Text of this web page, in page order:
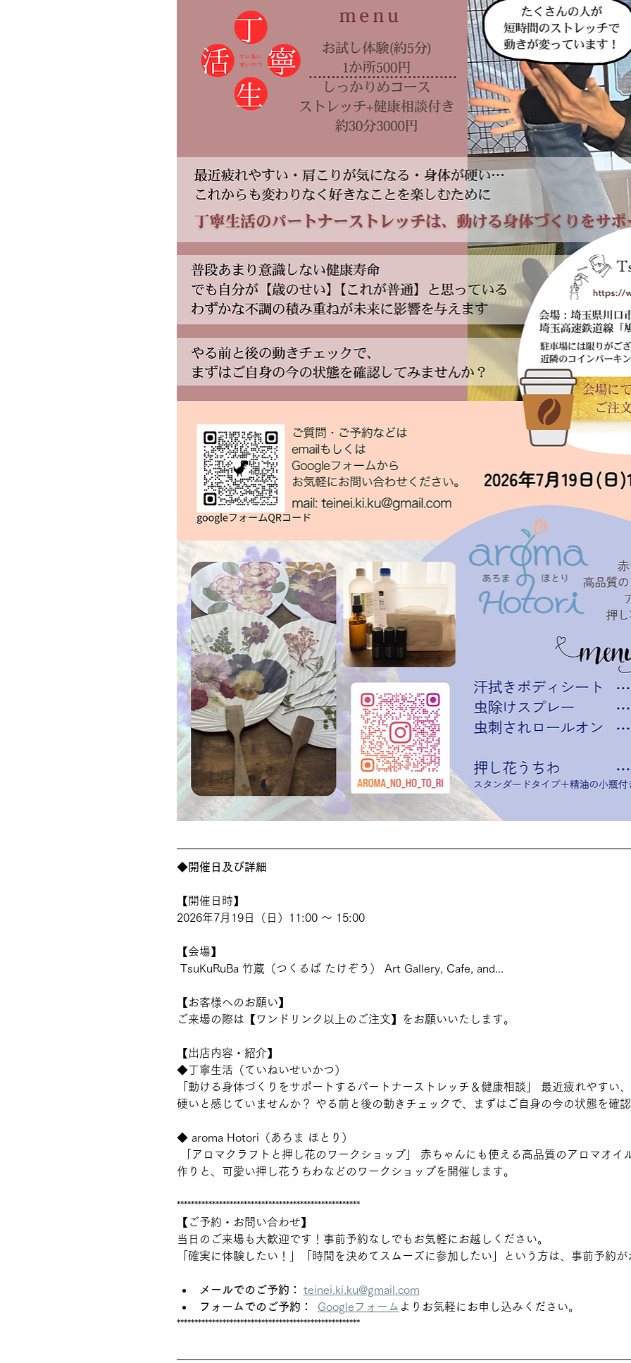
◆開催日及び詳細
【開催日時】
2026年7月19日（日）11:00 ～ 15:00
【会場】
TsuKuRuBa 竹蔵（つくるば たけぞう） Art Gallery, Cafe, and...
【お客様へのお願い】
ご来場の際は【ワンドリンク以上のご注文】をお願いいたします。
【出店内容・紹介】
◆丁寧生活（ていねいせいかつ）
「動ける身体づくりをサポートするパートナーストレッチ＆健康相談」 最近疲れやすい
硬いと感じていませんか？ やる前と後の動きチェックで、まずはご自身の今の状態を確
◆ aroma Hotori（あろま ほとり）
作りと、可愛い押し花うちわなどのワークショップを開催します。
****************************************************
【ご予約・お問い合わせ】
当日のご来場も大歓迎です！事前予約なしでもお気軽にお越しください。
「確実に体験したい！」「時間を決めてスムーズに参加したい」という方は、事前予約
メールでのご予約：
teinei.ki.ku@gmail.com
フォームでのご予約：
Googleフォーム よりお気軽にお申し込みください。
****************************************************